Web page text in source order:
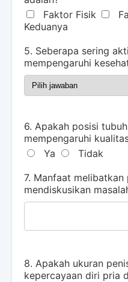
Faktor Fisik
Keduanya
5. Seberapa sering
mempengaruhi
6. Apakah posisi
mempengaruhi
Ya
Tidak
7. Manfaat melibatkan
mendiskusikan
8. Apakah ukuran
kepercayaan diri pria